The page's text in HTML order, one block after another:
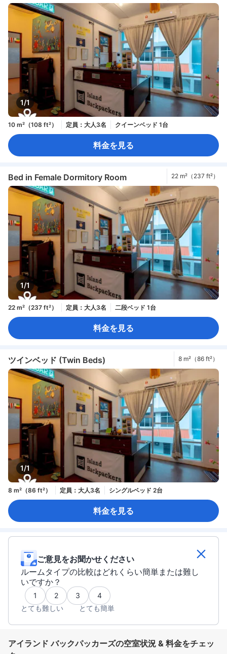
1/1
10 m²（108 ft²） 定員：大人3名 クイーンベッド 1台
料金を見る
Bed in Female Dormitory Room 22 m²（237 ft²）
1/1
22 m²（237 ft²） 定員：大人3名 二段ベッド 1台
料金を見る
ツインベッド (Twin Beds) 8 m²（86 ft²）
1/1
8 m²（86 ft²） 定員：大人3名 シングルベッド 2台
料金を見る
ご意見をお聞かせください
ルームタイプの比較はどれくらい簡単または難し
いですか？
1 2 3
4
とても難しい
とても簡単
アイランド バックパッカーズの空室状況 & 料金をチェッ